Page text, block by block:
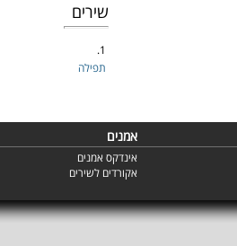
שירים
1.
תפילה
אמנים
אינדקס אמנים
אקורדים לשירים